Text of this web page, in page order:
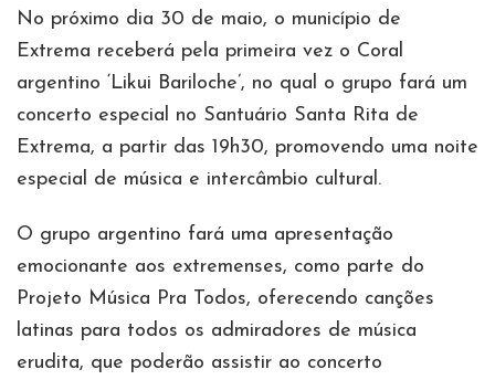
No próximo dia 30 de maio, o município de
Extrema receberá pela primeira vez o Coral
argentino ‘Likui Bariloche’, no qual o grupo fará um
concerto especial no Santuário Santa Rita de
Extrema, a partir das 19h30, promovendo uma noite
especial de música e intercâmbio cultural.
O grupo argentino fará uma apresentação
emocionante aos extremenses, como parte do
Projeto Música Pra Todos, oferecendo canções
latinas para todos os admiradores de música
erudita, que poderão assistir ao concerto